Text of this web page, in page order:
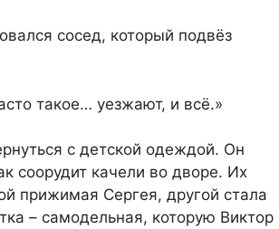
сосед, который подвёз
такое… уезжают, и всё.»
с детской одеждой. Он
соорудит качели во дворе. Их
прижимая Сергея, другой стала
– самодельная, которую Виктор